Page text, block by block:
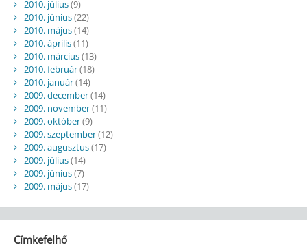
2010. július(9)
2010. június(22)
2010. május(14)
2010. április(11)
2010. március(13)
2010. február(18)
2010. január(14)
2009. december(14)
2009. november(11)
2009. október(9)
2009. szeptember(12)
2009. augusztus(17)
2009. július(14)
2009. június(7)
2009. május(17)
Címkefelhő